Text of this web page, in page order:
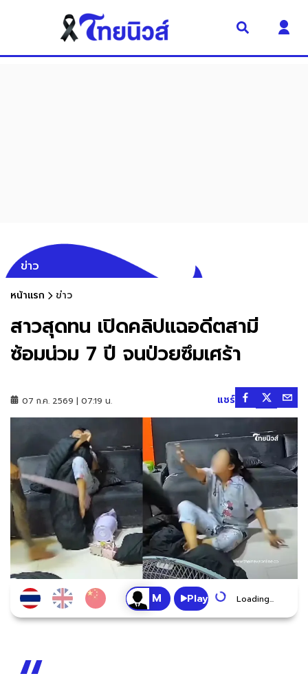
ข่าว
หน้าแรก ข่าว
สาวสุดทน เปิดคลิปแฉอดีตสามี
ซ้อมน่วม 7 ปี จนป่วยซึมเศร้า
07 ก.ค. 2569 | 07:19 น. แชร์
Play Loading...